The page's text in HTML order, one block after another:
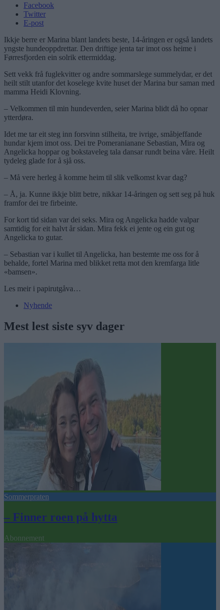
Facebook
Twitter
E-post
Ikkje berre er Marina blant landets beste, 14-åringen er også landets
yngste hundeoppdrettar. Den driftige jenta tar imot oss heime i
Førresfjorden ein solrik ettermiddag.
Sett vekk frå fuglekvitter og andre sommarslege summelydar, er det
heilt stilt utanfor det koselege kvite huset der Marina bur saman med
mamma Heidi Klovning.
– Velkommen til min hundeverden, seier Marina blidt då ho opnar
ytterdøra.
Idet me tar eit steg inn forsvinn stilheita, tre ivrige, småbjeffande
hundar kjem imot oss. Dei tre Pomeranianane Sebastian, Mira og
Angelicka hoppar og bokstaveleg tala dansar rundt beina våre. Heilt
tydeleg glade for å sjå oss.
– Må vere herleg å komme heim til slik velkomst kvar dag?
– Å, ja. Kunne ikkje blitt betre, nikkar 14-åringen og sett seg på huk
framfor dei tre firbeinte.
For kort tid sidan var dei seks. Mira og Angelicka hadde valpar
samtidig for eit halvt år sidan. Mira fekk ei jente og ein gut og
Angelicka to gutar.
– Sebastian var i kullet til Angelicka, han bestemte me oss for å
behalde, fortel Marina med blikket retta mot den kremfarga litle
«bamsen».
Les meir i papirutgåva…
Nyhende
Mest lest siste syv dager
Sommerpraten
– Finner roen på hytta
Abonnement